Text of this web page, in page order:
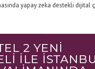
yapay zeka destekli dijital